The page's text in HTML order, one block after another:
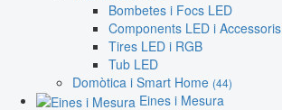
Bombetes i Focs LED
Components LED i Accessoris
Tires LED i RGB
Tub LED
Domòtica i Smart Home (44)
Eines i Mesura